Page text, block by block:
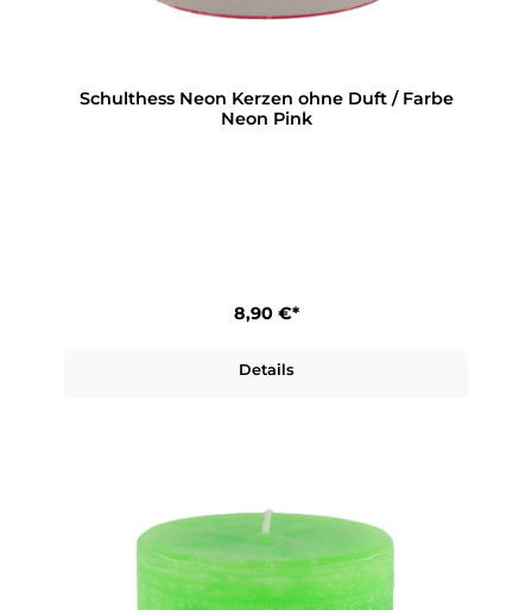
Schulthess Neon Kerzen ohne Duft / Farbe
Neon Pink
8,90 €*
Details